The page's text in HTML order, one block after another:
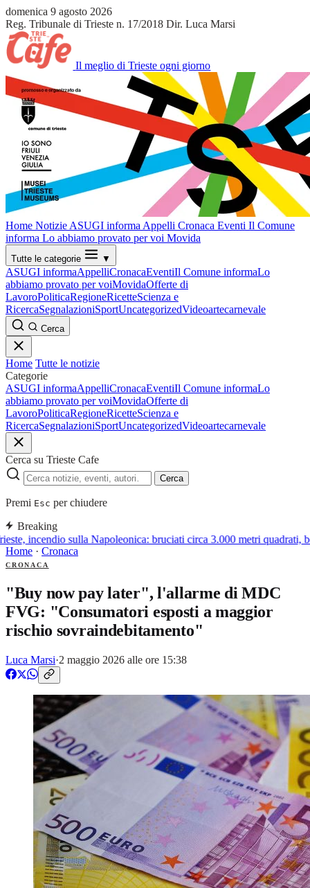
domenica 9 agosto 2026
Reg. Tribunale di Trieste n. 17/2018 Dir. Luca Marsi
Il meglio di Trieste ogni giorno
Home Notizie ASUGI informa Appelli Cronaca Eventi Il Comune
informa Lo abbiamo provato per voi Movida
Tutte le categorie ▼
ASUGI informaAppelliCronacaEventiIl Comune informaLo
abbiamo provato per voiMovidaOfferte di
LavoroPoliticaRegioneRicetteScienza e
RicercaSegnalazioniSportUncategorizedVideoartecarnevale
Cerca
Home Tutte le notizie
Categorie
ASUGI informaAppelliCronacaEventiIl Comune informaLo
abbiamo provato per voiMovidaOfferte di
LavoroPoliticaRegioneRicetteScienza e
RicercaSegnalazioniSportUncategorizedVideoartecarnevale
Cerca su Trieste Cafe
Cerca
Premi Esc per chiudere
Breaking
incendio sulla Napoleonica: bruciati circa 3.000 metri quadrati,
Home · Cronaca
CRONACA
"Buy now pay later", l'allarme di MDC
FVG: "Consumatori esposti a maggior
rischio sovraindebitamento"
Luca Marsi·2 maggio 2026 alle ore 15:38